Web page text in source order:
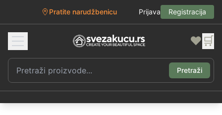
Pratite narudžbenicu Prijava Registracija
❤️ 🛒
Pretraži